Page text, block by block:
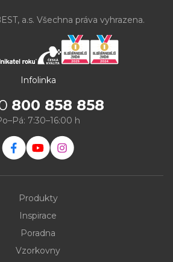
a.s. Všechna práva vyhrazena.
Infolinka
800 858 858
7:30–16:00 h
Produkty
Inspirace
Poradna
Vzorkovny